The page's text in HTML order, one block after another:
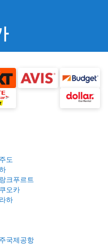
도
크푸르트
오카
하
국제공항